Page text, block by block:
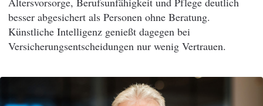
besser abgesichert als Personen ohne Beratung.
Künstliche Intelligenz genießt dagegen bei
Versicherungsentscheidungen nur wenig Vertrauen.